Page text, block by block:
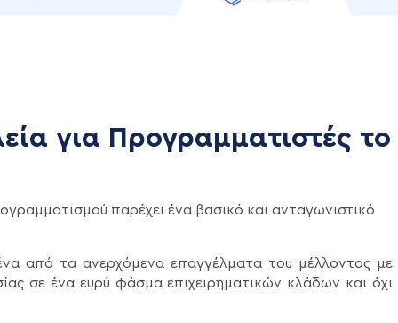
για Προγραμματιστές το
παρέχει ένα βασικό και ανταγωνιστικό
από τα ανερχόμενα επαγγέλματα του μέλλοντος με
σε ένα ευρύ φάσμα επιχειρηματικών κλάδων και όχι